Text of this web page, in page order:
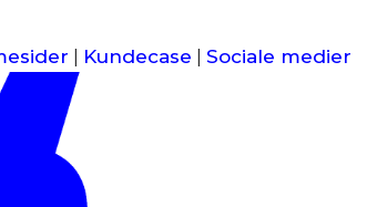
Kundecase |Sociale medier